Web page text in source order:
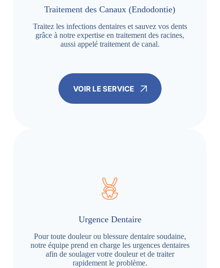
Traitement des Canaux (Endodontie)
Traitez les infections dentaires et sauvez vos dents
grâce à notre expertise en traitement des racines,
aussi appelé traitement de canal.
VOIR LE SERVICE
Urgence Dentaire
Pour toute douleur ou blessure dentaire soudaine,
notre équipe prend en charge les urgences dentaires
afin de soulager votre douleur et de traiter
rapidement le problème.